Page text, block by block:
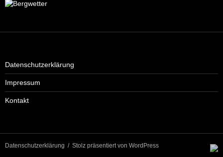
Datenschutzerklärung
Impressum
Kontakt
Datenschutzerklärung Stolz präsentiert von WordPress